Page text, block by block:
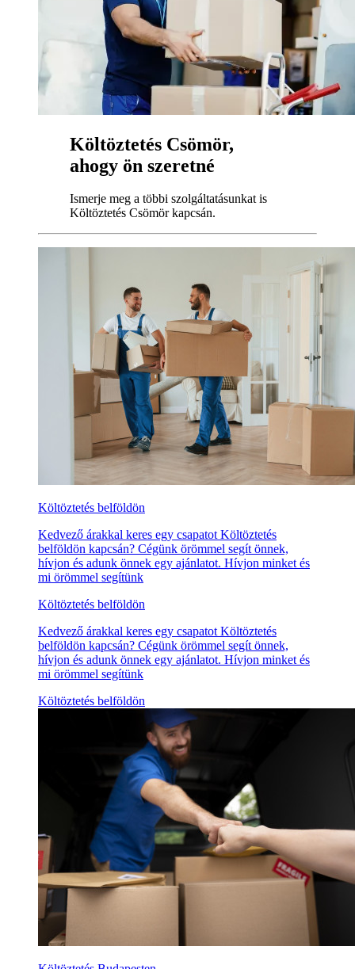
Költöztetés Csömör,
ahogy ön szeretné
Ismerje meg a többi szolgáltatásunkat is
Költöztetés Csömör kapcsán.
Költöztetés belföldön
Kedvező árakkal keres egy csapatot Költöztetés
belföldön kapcsán? Cégünk örömmel segít önnek,
hívjon és adunk önnek egy ajánlatot. Hívjon minket és
mi örömmel segítünk
Költöztetés belföldön
Kedvező árakkal keres egy csapatot Költöztetés
belföldön kapcsán? Cégünk örömmel segít önnek,
hívjon és adunk önnek egy ajánlatot. Hívjon minket és
mi örömmel segítünk
Költöztetés belföldön